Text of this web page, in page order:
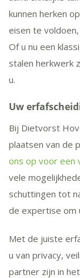
kunnen herken
eisen te
Of u nu een
stalen herkwerk
u.
Uw
Bij Dietvorst
plaatsen van de
ons op voor een
vele
schuttingen tot
de expertise om
Met de juiste
u van privacy,
partner zijn in